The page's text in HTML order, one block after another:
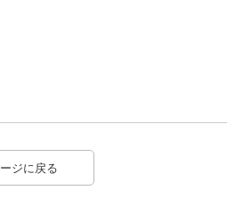
ジに戻る